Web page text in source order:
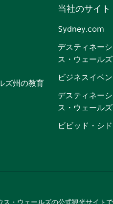
ズ州の教育
当社のサイト
Sydney.com
デスティネー
ス・ウェール
ビジネスイベ
デスティネー
ス・ウェール
ビビッド・シ
・ウェールズの公式観光サイトで